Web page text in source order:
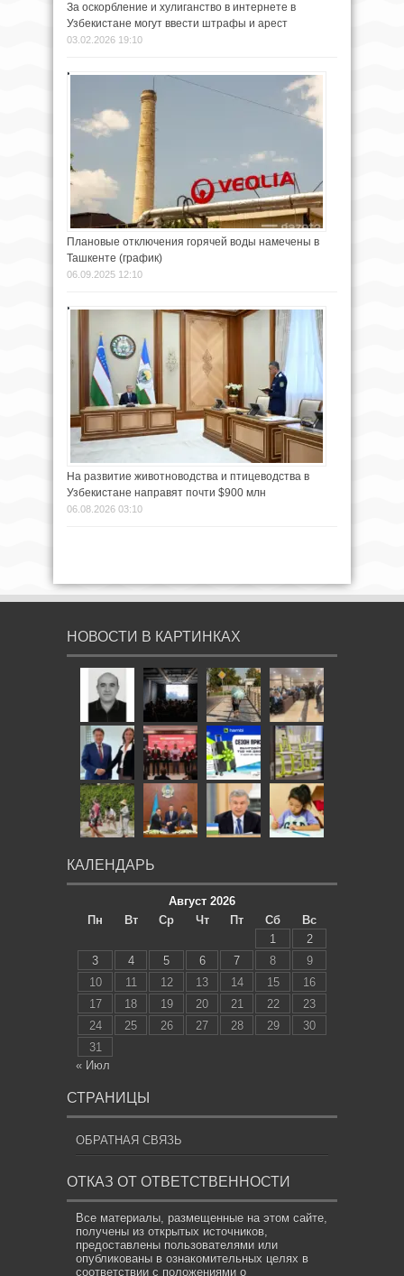
За оскорбление и хулиганство в интернете в
Узбекистане могут ввести штрафы и арест
03.02.2026 19:10
Плановые отключения горячей воды намечены в
Ташкенте (график)
06.09.2025 12:10
На развитие животноводства и птицеводства в
Узбекистане направят почти $900 млн
06.08.2026 03:10
НОВОСТИ В КАРТИНКАХ
КАЛЕНДАРЬ
Август 2026
Пн
Вт Ср Чт Пт Сб
Вс
1
2
3
4 5 6 7 8
9
10
11 12 13 14 15
16
17
18 19 20 21 22
23
24
25 26 27 28 29
30
31
« Июл
СТРАНИЦЫ
ОБРАТНАЯ СВЯЗЬ
ОТКАЗ ОТ ОТВЕТСТВЕННОСТИ
Все материалы, размещенные на этом сайте,
получены из открытых источников,
предоставлены пользователями или
опубликованы в ознакомительных целях в
соответствии с положениями о